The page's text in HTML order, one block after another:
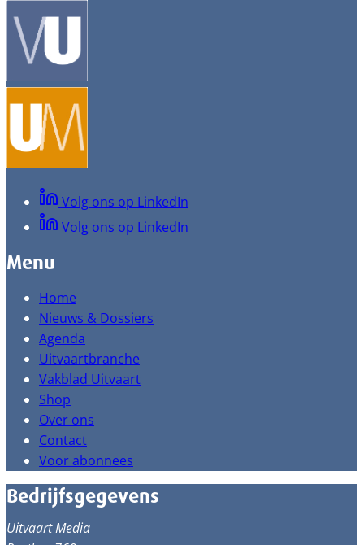
Volg ons op LinkedIn
Volg ons op LinkedIn
Menu
Home
Nieuws & Dossiers
Agenda
Uitvaartbranche
Vakblad Uitvaart
Shop
Over ons
Contact
Voor abonnees
Bedrijfsgegevens
Uitvaart Media